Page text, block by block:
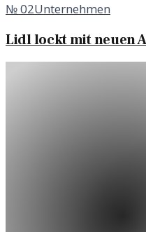
№02Unternehmen
Lidl lockt mit neuen